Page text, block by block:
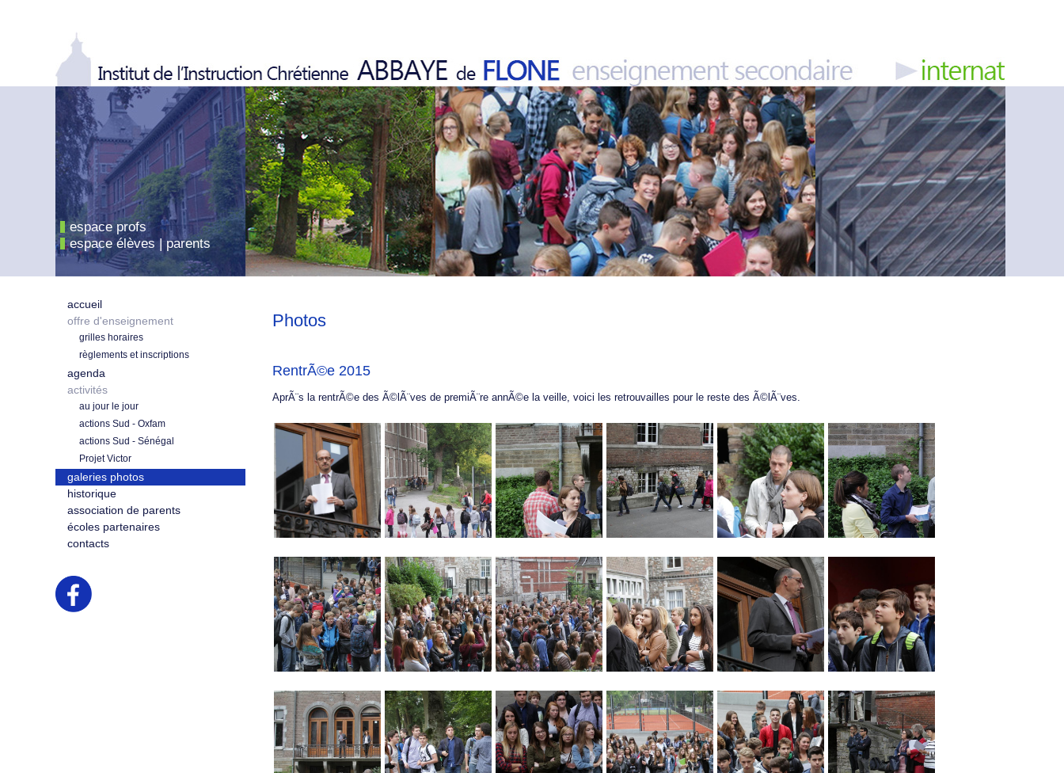
espace profs
espace élèves | parents
accueil
offre d'enseignement
grilles horaires
règlements et inscriptions
agenda
activités
au jour le jour
actions Sud - Oxfam
actions Sud - Sénégal
Projet Victor
galeries photos
historique
association de parents
écoles partenaires
contacts
Photos
RentrÃ©e 2015
AprÃ¨s la rentrÃ©e des Ã©lÃ¨ves de premiÃ¨re annÃ©e la veille, voici les retrouvailles pour le reste des Ã©lÃ¨ves.